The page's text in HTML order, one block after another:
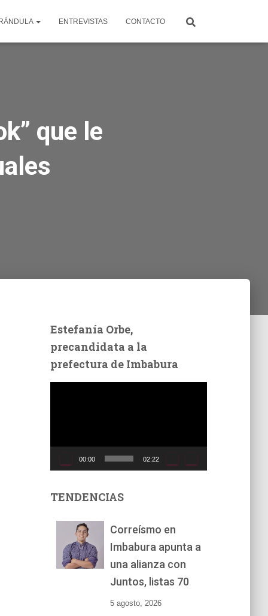
ENTREVISTAS CONTACTO
que le
Estefanía Orbe,
precandidata a la
prefectura de Imbabura
t
00:00 02:22
TENDENCIAS
Correísmo en
Imbabura apunta a
una alianza con
Juntos, listas 70
5 agosto, 2026